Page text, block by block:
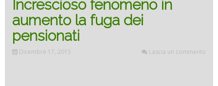
Increscioso fenomeno in
aumento la fuga dei
pensionati
Dicembre 17, 2015 Lascia un commento